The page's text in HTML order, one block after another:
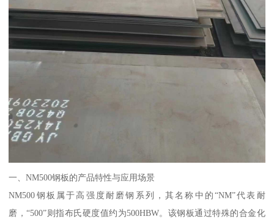
一、NM500钢板的产品特性与应用场景
NM500钢板属于高强度耐磨钢系列，其名称中的“NM”代表耐
磨，“500”则指布氏硬度值约为500HBW。该钢板通过特殊的合金化